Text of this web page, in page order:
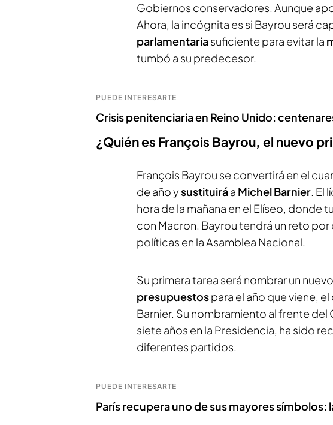
Gobiernos conservadores. Aunque
Ahora, la incógnita es si Bayrou será
parlamentariasuficiente para evitar la
tumbó a su predecesor.
PUEDE INTERESARTE
Crisis penitenciaria en Reino Unido:
¿Quién es François Bayrou, el nuevo
François Bayrou se convertirá en el
de año ysustituiráa Michel Barnier. El
hora de la mañana en el Elíseo, donde
con Macron. Bayrou tendrá un reto
políticas en la Asamblea Nacional.
Su primera tarea será nombrar un
presupuestospara el año que viene,
Barnier. Su nombramiento al frente
siete años en la Presidencia, ha sido
diferentes partidos.
PUEDE INTERESARTE
París recupera uno de sus mayores símbolos: